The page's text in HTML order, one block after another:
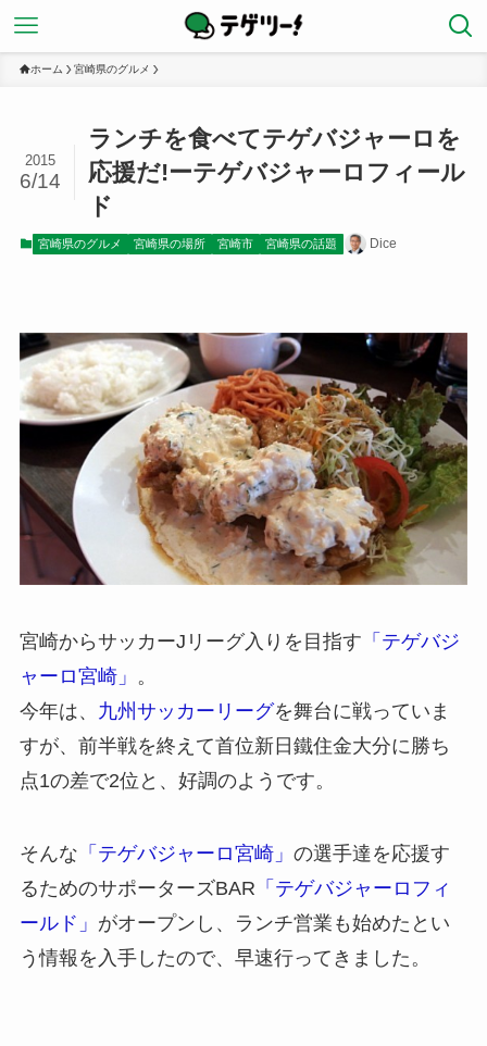
ホーム 宮崎県のグルメ
ランチを食べてテゲバジャーロを
応援だ!ーテゲバジャーロフィール
ド
2015
6/14
宮崎県のグルメ 宮崎県の場所 宮崎市 宮崎県の話題 Dice
宮崎からサッカーJリーグ入りを目指す 「テゲバジ
ャーロ宮崎」 。
今年は、 九州サッカーリーグを舞台に戦っていま
すが、前半戦を終えて首位新日鐵住金大分に勝ち
点1の差で2位と、好調のようです。
そんな 「テゲバジャーロ宮崎」 の選手達を応援す
るためのサポーターズBAR 「テゲバジャーロフィ
ールド」 がオープンし、ランチ営業も始めたとい
う情報を入手したので、早速行ってきました。